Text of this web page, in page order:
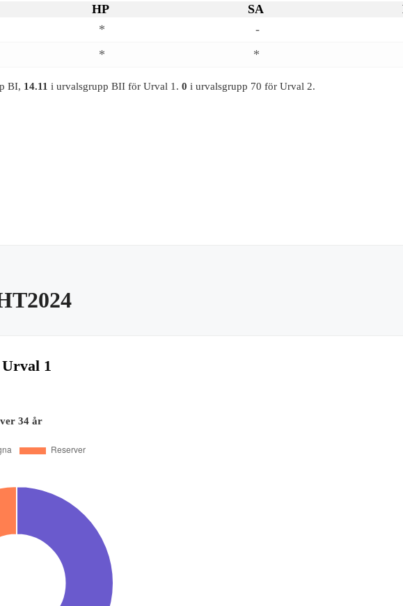
HP SA
*
-
* *
BI, 14.11 i urvalsgrupp BII för Urval 1. 0 i urvalsgrupp 70 för Urval 2.
1
34 år